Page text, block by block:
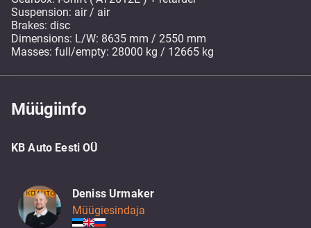
Suspension: air / air
Brakes: disc
Dimensions: L/W: 8635 mm / 2550 mm
Masses: full/empty: 28000 kg / 12665 kg
Müügiinfo
KB Auto Eesti OÜ
Deniss Urmaker
Müügiesindaja